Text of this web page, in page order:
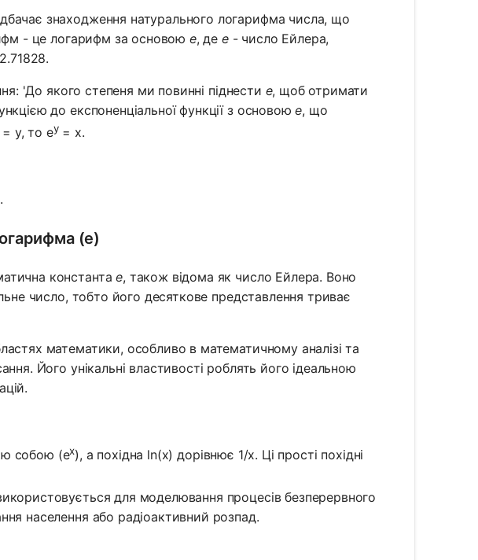
знаходження натурального логарифма числа, що
- це логарифм за основою e, деe- число Ейлера,
'До якого степеня ми повинні піднести e, щоб отримати
до експоненціальної функції з основоюe, що
y, то ey= x.
(e)
константаe, також відома як число Ейлера. Воно
число, тобто його десяткове представлення триває
математики, особливо в математичному аналізі та
Його унікальні властивості роблять його ідеальною
собою (ex), а похідна ln(x) дорівнює 1/x. Ці прості похідні
для моделювання процесів безперервного
населення або радіоактивний розпад.